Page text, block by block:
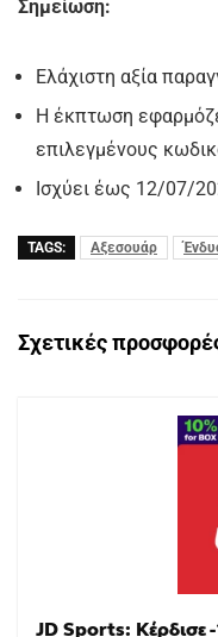
Σημείωση:
Ελάχιστη αξία
Η έκπτωση
επιλεγμένους
Ισχύει έως 12/07/
TAGS: Αξεσουάρ
Σχετικές
JD Sports: Κέρδισε